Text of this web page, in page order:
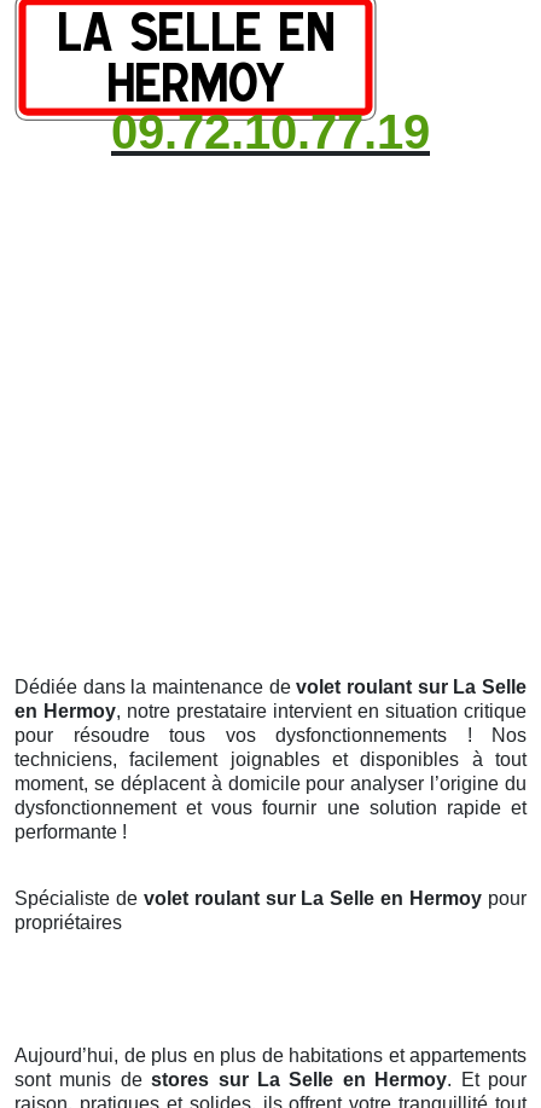
09.72.10.77.19
Dédiée dans la maintenance devolet roulant sur La Selle
en Hermoy, notre prestataire intervient en situation critique
pour résoudre tous vos dysfonctionnements ! Nos
techniciens, facilement joignables et disponibles à tout
moment, se déplacent à domicile pour analyser l’origine du
dysfonctionnement et vous fournir une solution rapide et
performante !
Spécialiste de volet roulant sur La Selle en Hermoy pour
propriétaires
Aujourd’hui, de plus en plus de habitations et appartements
sont munis destores sur La Selle en Hermoy. Et pour